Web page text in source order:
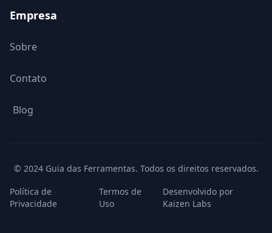
Empresa
Sobre
Contato
Blog
© 2024 Guia das Ferramentas. Todos os direitos reservados.
Política de
Privacidade
Termos de
Uso
Desenvolvido por
Kaizen Labs